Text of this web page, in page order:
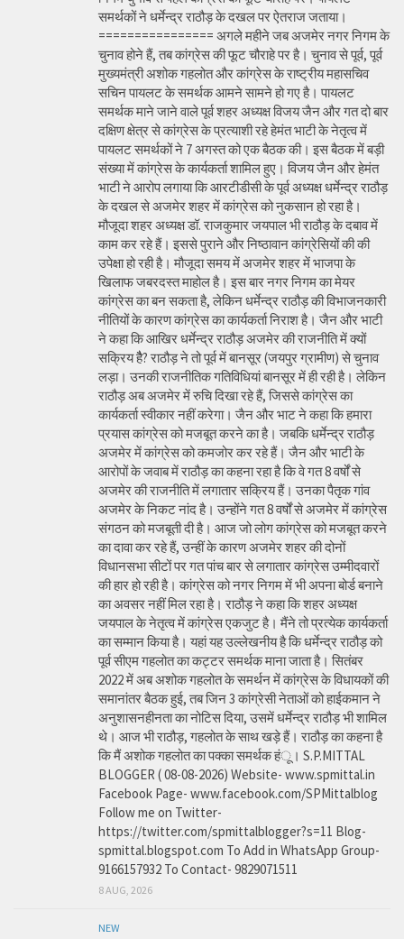
समर्थकों ने धर्मेन्द्र राठौड़ के दखल पर ऐतराज जताया।
================ अगले महीने जब अजमेर नगर निगम के
चुनाव होने हैं, तब कांग्रेस की फूट चौराहे पर है। चुनाव से पूर्व, पूर्व
मुख्यमंत्री अशोक गहलोत और कांग्रेस के राष्ट्रीय महासचिव
सचिन पायलट के समर्थक आमने सामने हो गए है। पायलट
समर्थक माने जाने वाले पूर्व शहर अध्यक्ष विजय जैन और गत दो बार
दक्षिण क्षेत्र से कांग्रेस के प्रत्याशी रहे हेमंत भाटी के नेतृत्व में
पायलट समर्थकों ने 7 अगस्त को एक बैठक की। इस बैठक में बड़ी
संख्या में कांग्रेस के कार्यकर्ता शामिल हुए। विजय जैन और हेमंत
भाटी ने आरोप लगाया कि आरटीडीसी के पूर्व अध्यक्ष धर्मेन्द्र राठौड़
के दखल से अजमेर शहर में कांग्रेस को नुकसान हो रहा है।
मौजूदा शहर अध्यक्ष डॉ. राजकुमार जयपाल भी राठौड़ के दबाव में
काम कर रहे हैं। इससे पुराने और निष्ठावान कांग्रेसियों की की
उपेक्षा हो रही है। मौजूदा समय में अजमेर शहर में भाजपा के
खिलाफ जबरदस्त माहोल है। इस बार नगर निगम का मेयर
कांग्रेस का बन सकता है, लेकिन धर्मेन्द्र राठौड़ की विभाजनकारी
नीतियों के कारण कांग्रेस का कार्यकर्ता निराश है। जैन और भाटी
ने कहा कि आखिर धर्मेन्द्र राठौड़ अजमेर की राजनीति में क्यों
सक्रिय हैै? राठौड़ ने तो पूर्व में बानसूर (जयपुर ग्रामीण) से चुनाव
लड़ा। उनकी राजनीतिक गतिविधियां बानसूर में ही रही है। लेकिन
राठौड़ अब अजमेर में रुचि दिखा रहे हैं, जिससे कांग्रेस का
कार्यकर्ता स्वीकार नहीं करेगा। जैन और भाट ने कहा कि हमारा
प्रयास कांग्रेस को मजबूत करने का है। जबकि धर्मेन्द्र राठौड़
अजमेर में कांग्रेस को कमजोर कर रहे हैं। जैन और भाटी के
आरोपों के जवाब में राठौड़ का कहना रहा है कि वे गत 8 वर्षों से
अजमेर की राजनीति में लगातार सक्रिय हैं। उनका पैतृक गांव
अजमेर के निकट नांद है। उन्होंने गत 8 वर्षों से अजमेर में कांग्रेस
संगठन को मजबूती दी है। आज जो लोग कांग्रेस को मजबूत करने
का दावा कर रहे हैं, उन्हीं के कारण अजमेर शहर की दोनों
विधानसभा सीटों पर गत पांच बार से लगातार कांग्रेस उम्मीदवारों
की हार हो रही है। कांग्रेस को नगर निगम में भी अपना बोर्ड बनाने
का अवसर नहीं मिल रहा है। राठौड़ ने कहा कि शहर अध्यक्ष
जयपाल के नेतृत्व में कांग्रेस एकजुट है। मैंने तो प्रत्येक कार्यकर्ता
का सम्मान किया है। यहां यह उल्लेखनीय है कि धर्मेन्द्र राठौड़ को
पूर्व सीएम गहलोत का कट्टर समर्थक माना जाता है। सितंबर
2022 में अब अशोक गहलोत के समर्थन में कांग्रेस के विधायकों की
समानांतर बैठक हुई, तब जिन 3 कांग्रेसी नेताओं को हाईकमान ने
अनुशासनहीनता का नोटिस दिया, उसमें धर्मेन्द्र राठौड़ भी शामिल
थे। आज भी राठौड़, गहलोत के साथ खड़े हैं। राठौड़ का कहना है
कि मैं अशोक गहलोत का पक्का समर्थक हंू। S.P.MITTAL
BLOGGER ( 08-08-2026) Website- www.spmittal.in
Facebook Page- www.facebook.com/SPMittalblog
Follow me on Twitter-
https://twitter.com/spmittalblogger?s=11 Blog-
spmittal.blogspot.com To Add in WhatsApp Group-
9166157932 To Contact- 9829071511
8 AUG, 2026
NEW